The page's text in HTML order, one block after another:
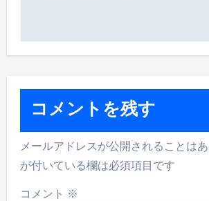
ビ
ー
シ
ョ
コメントを残す
メールアドレスが公開されることはあ
が付いている欄は必須項目です
コメント ※